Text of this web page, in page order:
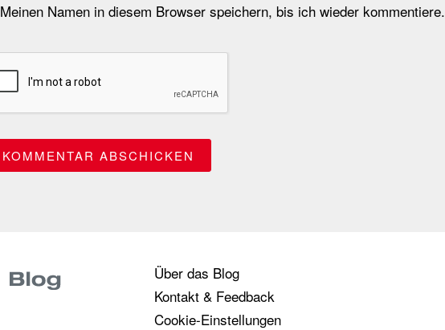
Meinen Namen in diesem Browser speichern, bis ich wieder kommentiere.
Über das Blog
Kontakt & Feedback
Cookie-Einstellungen